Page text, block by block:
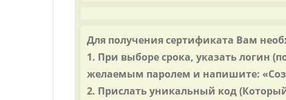
Для получения сертификата Вам
1. При выборе срока, указать логин
желаемым паролем и напишите:
2. Прислать уникальный код